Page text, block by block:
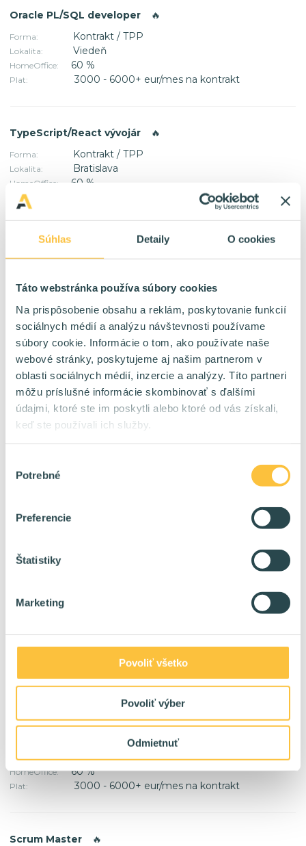
Súhlas Detaily O cookies
Táto webstránka používa súbory cookies
Na prispôsobenie obsahu a reklám, poskytovanie funkcií
sociálnych médií a analýzu návštevnosti používame
súbory cookie. Informácie o tom, ako používate naše
webové stránky, poskytujeme aj našim partnerom v
oblasti sociálnych médií, inzercie a analýzy. Títo partneri
môžu príslušné informácie skombinovať s ďalšími
údajmi, ktoré ste im poskytli alebo ktoré od vás získali,
keď ste používali ich služby.
súhlasu
Potrebné
Preferencie
Štatistiky
Marketing
Povoliť všetko
Povoliť výber
Odmietnuť
Oracle PL/SQL developer 🔥
Forma: Kontrakt / TPP
Lokalita: Viedeň
HomeOffice: 60 %
Plat: 3000 - 6000+ eur/mes na kontrakt
TypeScript/React vývojár 🔥
Forma: Kontrakt / TPP
Lokalita: Bratislava
HomeOffice: 60 %
Plat: 4000 - 7000 eur/mes na kontrakt
Lokalita: Bratislava Viedeň
Plat: 4000 - 10000 eur/mes na kontrakt
Forma: TPP
Lokalita: Bratislava
40 %
2400 - 4800 eur/mes na TPP
Lokalita:
Fullstack Developer
Bratislava Košice
2200 - 5000+ eur/mes na TPP
AI Developer/Architekt 🔥
Kontrakt / TPP
Lokalita: Bratislava
HomeOffice: 60 %
Plat: 3000 - 6000+ eur/mes na kontrakt
Scrum Master 🔥